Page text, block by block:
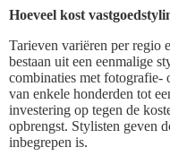
Hoeveel kost
Tarieven variëren per regio
bestaan uit een eenmalige
combinaties met fotografie-
van enkele honderden tot
investering op tegen de
opbrengst. Stylisten geven
inbegrepen is.